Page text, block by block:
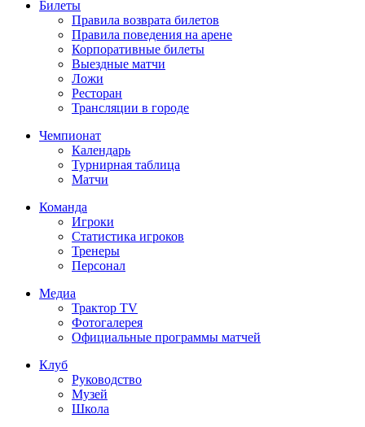
Билеты
Правила возврата билетов
Правила поведения на арене
Корпоративные билеты
Выездные матчи
Ложи
Ресторан
Трансляции в городе
Чемпионат
Календарь
Турнирная таблица
Матчи
Команда
Игроки
Статистика игроков
Тренеры
Персонал
Медиа
Трактор TV
Фотогалерея
Официальные программы матчей
Клуб
Руководство
Музей
Школа